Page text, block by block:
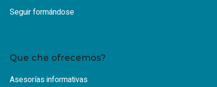
Seguir formándose
Que che ofrecemos?
Asesorías informativas